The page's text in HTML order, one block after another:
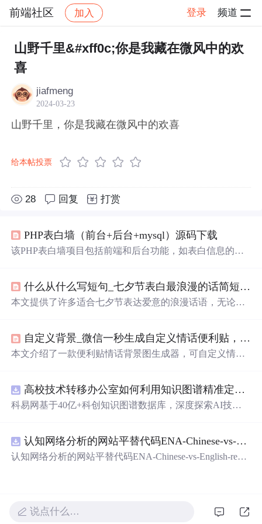
前端社区 加入 登录 频道
社区 前端社区 感慨 帖子详情
山野千里&#xff0c;你是我藏在微风中的欢
喜
jiafmeng
2024-03-23
山野千里，你是我藏在微风中的欢喜
给本帖投票
28 回复 打赏
PHP表白墙（前台+后台+mysql）源码下载
该PHP表白墙项目包括前端和后台功能，如表白信息的增
什么从什么写短句_七夕节表白最浪漫的话简短 适合七夕表白又甜又撩情话短句...
本文提供了许多适合七夕节表达爱意的浪漫话语，无论是
自定义背景_微信一秒生成自定义情话便利贴，做朋友圈背景图超级赞！！
本文介绍了一款便利贴情话背景图生成器，可自定义情话
高校技术转移办公室如何利用知识图谱精准定位产业需求与技术适配点？.docx
科易网基于40亿+科创知识图谱数据库，深度探索AI技术
新领域的AI+数智化解决方案，推动科技创新与产业创新
智能化发展。
认知网络分析的网站平替代码ENA-Chinese-vs-English-reproducible.zip
认知网络分析的网站平替代码ENA-Chinese-vs-English-repro
说点什么…